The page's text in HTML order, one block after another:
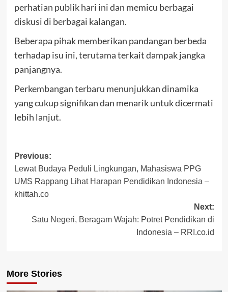
perhatian publik hari ini dan memicu berbagai
diskusi di berbagai kalangan.
Beberapa pihak memberikan pandangan berbeda
terhadap isu ini, terutama terkait dampak jangka
panjangnya.
Perkembangan terbaru menunjukkan dinamika
yang cukup signifikan dan menarik untuk dicermati
lebih lanjut.
Post
navigation
Previous:
Lewat Budaya Peduli Lingkungan, Mahasiswa PPG
UMS Rappang Lihat Harapan Pendidikan Indonesia –
khittah.co
Next:
Satu Negeri, Beragam Wajah: Potret Pendidikan di
Indonesia – RRI.co.id
More Stories